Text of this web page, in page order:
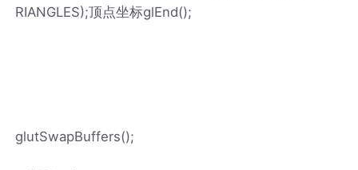
RIANGLES);顶点坐标glEnd();
glutSwapBuffers();